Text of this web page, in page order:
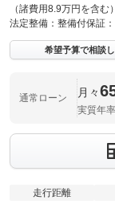
（諸費用8.9万円を含む）
法定整備： 整備付保証：
希望予算で相談
通常ローン 月々
実質年
走行距離